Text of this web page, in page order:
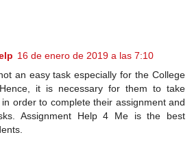
16 de enero de 2019 a las 7:10
an easy task especially for the College
it is necessary for them to take
order to complete their assignment and
Assignment Help 4 Me is the best